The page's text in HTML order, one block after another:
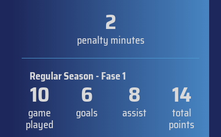
2
penalty minutes
Regular Season - Fase 1
10
game
played
6
goals
8
assist
14
total
points